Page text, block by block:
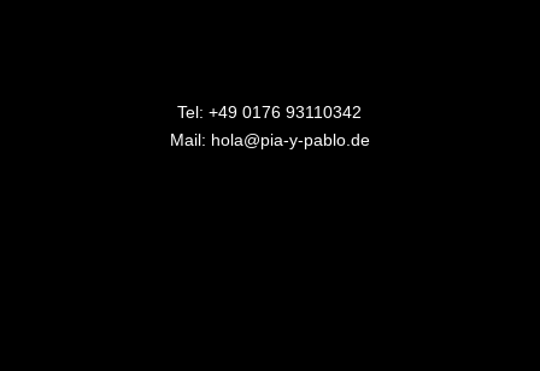
Tel:+49 0176 93110342
Mail: hola@pia-y-pablo.de